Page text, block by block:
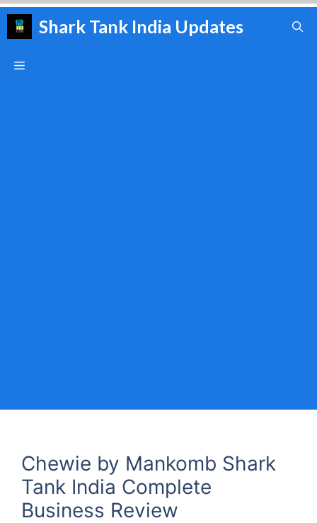
Skip
Shark Tank India Updates
Menu
Chewie by Mankomb Shark
Tank India Complete
Business Review